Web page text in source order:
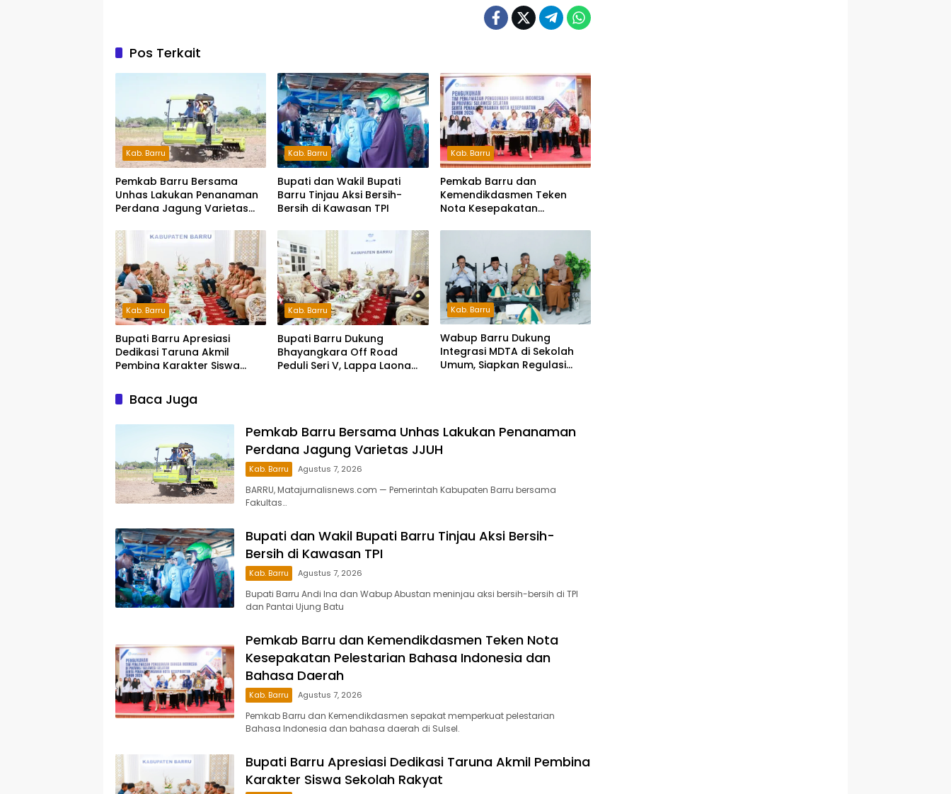
Pos Terkait
Kab. Barru
Pemkab Barru Bersama
Unhas Lakukan Penanaman
Perdana Jagung Varietas
Kab. Barru
Bupati dan Wakil Bupati
Barru Tinjau Aksi Bersih-
Bersih di Kawasan TPI
Kab. Barru
Pemkab Barru dan
Kemendikdasmen Teken
Nota Kesepakatan
Indonesia dan Bahasa
Kab. Barru
Bupati Barru Apresiasi
Dedikasi Taruna Akmil
Pembina Karakter Siswa
Kab. Barru
Bupati Barru Dukung
Bhayangkara Off Road
Peduli Seri V, Lappa Laona
Kab. Barru
Wabup Barru Dukung
Integrasi MDTA di Sekolah
Umum, Siapkan Regulasi
Baca Juga
Pemkab Barru Bersama Unhas Lakukan Penanaman
Perdana Jagung Varietas JJUH
Kab. Barru Agustus 7, 2026
BARRU, Matajurnalisnews.com — Pemerintah Kabupaten Barru bersama
Fakultas…
Bupati dan Wakil Bupati Barru Tinjau Aksi Bersih-
Bersih di Kawasan TPI
Kab. Barru Agustus 7, 2026
Bupati Barru Andi Ina dan Wabup Abustan meninjau aksi bersih-bersih di TPI
dan Pantai Ujung Batu
Pemkab Barru dan Kemendikdasmen Teken Nota
Kesepakatan Pelestarian Bahasa Indonesia dan
Bahasa Daerah
Kab. Barru Agustus 7, 2026
Pemkab Barru dan Kemendikdasmen sepakat memperkuat pelestarian
Bahasa Indonesia dan bahasa daerah di Sulsel.
Bupati Barru Apresiasi Dedikasi Taruna Akmil Pembina
Karakter Siswa Sekolah Rakyat